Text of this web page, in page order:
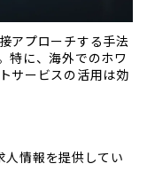
アプローチする手法
特に、海外でのホワ
サービスの活用は効
人情報を提供してい